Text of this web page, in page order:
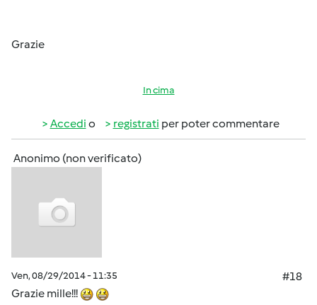
Grazie
In cima
Accedi o registrati per poter commentare
Anonimo (non verificato)
Ven, 08/29/2014 - 11:35
#18
Grazie mille!!!